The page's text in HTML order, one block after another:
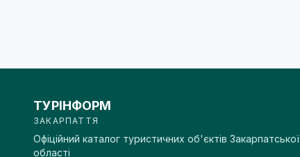
ТУРІНФОРМ
ЗАКАРПАТТЯ
Офіційний каталог туристичних об'єктів Закарпатської
області